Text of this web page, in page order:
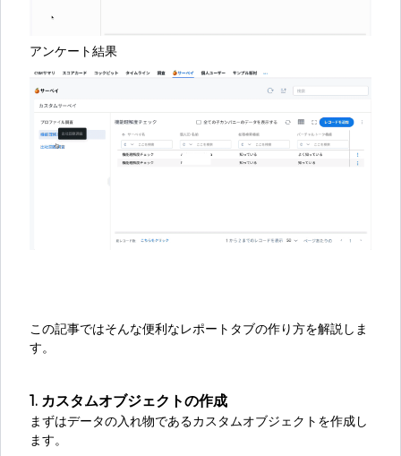
アンケート結果
この記事ではそんな便利なレポートタブの作り方を解説しま
す。
1. カスタムオブジェクトの作成
まずはデータの入れ物であるカスタムオブジェクトを作成し
ます。